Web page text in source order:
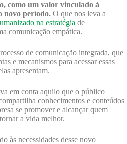
como um valor vinculado à
novo período. O que nos leva a
na estratégia de
comunicação empática.
de comunicação integrada, que
e mecanismos para acessar essas
apresentam.
em conta aquilo que o público
conhecimentos e conteúdos
se promover e alcançar quem
a vida melhor.
às necessidades desse novo